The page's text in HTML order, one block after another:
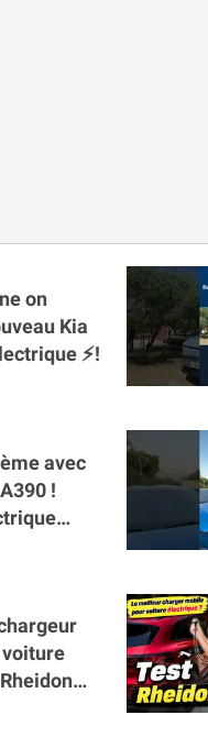
on
Kia
⚡️!
avec
!